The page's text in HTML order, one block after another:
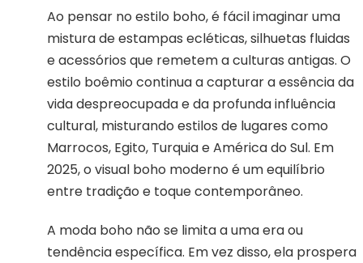
Ao pensar no estilo boho, é fácil imaginar uma
mistura de estampas ecléticas, silhuetas fluidas
e acessórios que remetem a culturas antigas. O
estilo boêmio continua a capturar a essência da
vida despreocupada e da profunda influência
cultural, misturando estilos de lugares como
Marrocos, Egito, Turquia e América do Sul. Em
2025, o visual boho moderno é um equilíbrio
entre tradição e toque contemporâneo.
A moda boho não se limita a uma era ou
tendência específica. Em vez disso, ela prospera